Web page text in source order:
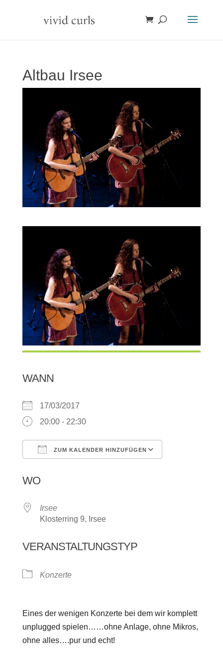
Altbau Irsee
WANN
17/03/2017
20:00 - 22:30
ZUM KALENDER HINZUFÜGEN
WO
Irsee
Klosterring 9, Irsee
VERANSTALTUNGSTYP
Konzerte
Eines der wenigen Konzerte bei dem wir komplett
unplugged spielen……ohne Anlage, ohne Mikros,
ohne alles….pur und echt!